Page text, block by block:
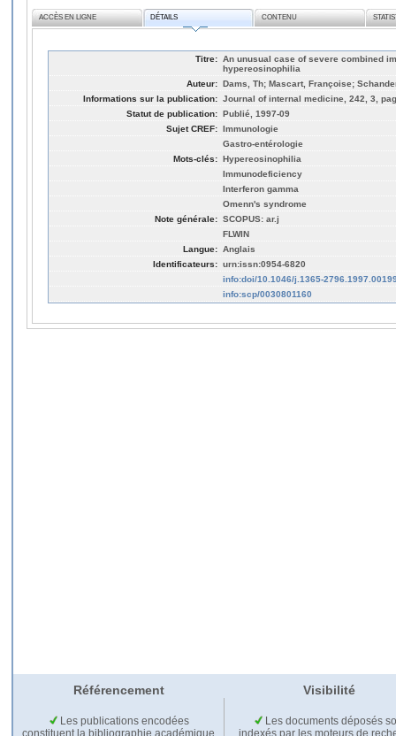
ACCÈS EN LIGNE DÉTAILS CONTENU
Titre: An unusual case of severe combined
hypereosinophilia
Auteur: Dams, Th; Mascart, Françoise;
Informations sur la publication: Journal of internal medicine, 242, 3,
Statut de publication: Publié, 1997-09
Sujet CREF: Immunologie
Gastro-entérologie
Mots-clés: Hypereosinophilia
Immunodeficiency
Interferon gamma
Omenn's syndrome
Note générale: SCOPUS: ar.j
FLWIN
Langue: Anglais
Identificateurs: urn:issn:0954-6820
info:doi/10.1046/j.1365-
info:scp/0030801160
Référencement Visibilité
Les publications encodées
Les documents déposés